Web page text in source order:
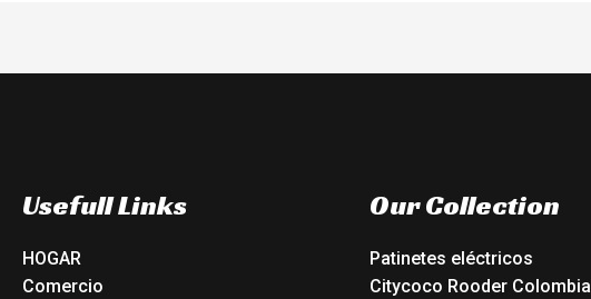
Usefull Links
HOGAR
Comercio
Our Collection
Patinetes eléctricos
Citycoco Rooder Colombia